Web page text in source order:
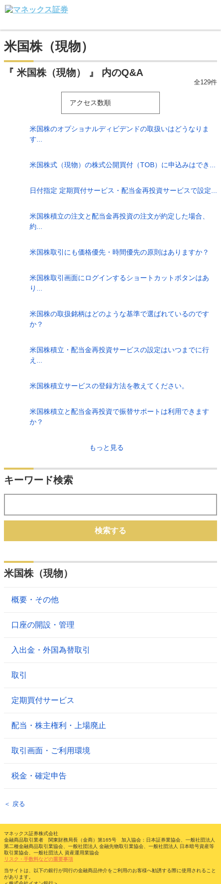
米国株（現物）
『 米国株（現物） 』 内のQ&A
全129件
アクセス数順
米国株のオプショナルディビデンドの取扱いはどうなりま
す...
米国株式（現物）の株式公開買付（TOB）に申込みはでき...
日付指定 定期買付サービス・配当金再投資サービスで設定...
米国株積立の注文と配当金再投資の注文が約定した場合、
約...
米国株取引にも価格優先・時間優先の原則はありますか？
米国株取引画面にログインするショートカットボタンはあ
り...
米国株の取扱銘柄はどのような基準で選ばれているのです
か？
米国株積立・配当金再投資サービスの設定はいつまでに行
え...
米国株積立サービスの登録方法を教えてください。
米国株積立と配当金再投資で振替サポートは利用できます
か？
もっと見る
キーワード検索
検索する
米国株（現物）
概要・その他
口座の開設・管理
入出金・外国為替取引
取引
定期買付サービス
配当・株主権利・上場廃止
取引画面・ご利用環境
税金・確定申告
＜ 戻る
マネックス証券株式会社
金融商品取引業者 関東財務局長（金商）第165号 加入協会：日本証券業協会、一般社団法人
第二種金融商品取引業協会、一般社団法人 金融先物取引業協会、一般社団法人 日本暗号資産等
取引業協会、一般社団法人 資産運用業協会
リスク・手数料などの重要事項
当サイトは、以下の銀行が同行の金融商品仲介をご利用のお客様へ勧誘する際に使用されること
があります。